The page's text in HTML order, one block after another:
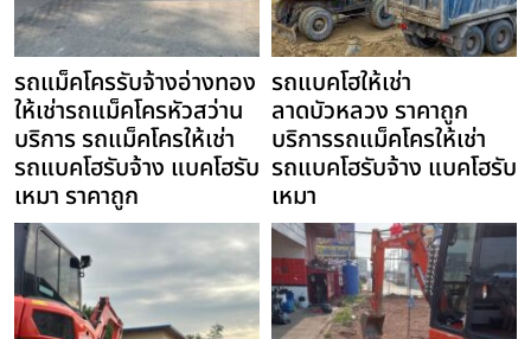
รถแม็คโครรับจ้างอ่างทอง
ให้เช่ารถแม็คโครหัวสว่าน
บริการ รถแม็คโครให้เช่า
รถแบคโฮรับจ้าง แบคโฮรับ
เหมา ราคาถูก
รถแบคโฮให้เช่า
ลาดบัวหลวง ราคาถูก
บริการรถแม็คโครให้เช่า
รถแบคโฮรับจ้าง แบคโฮรับ
เหมา